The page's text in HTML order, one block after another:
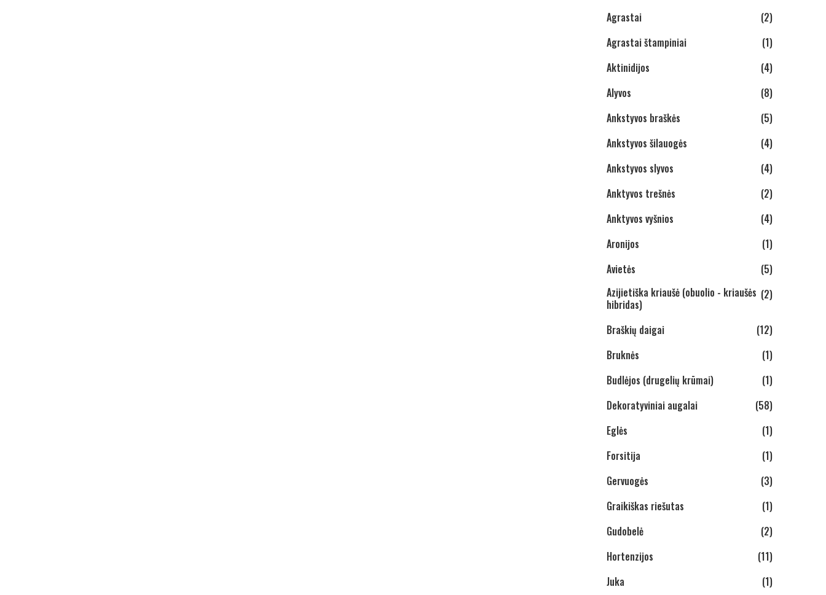
Agrastai
(2)
Agrastai štampiniai
(1)
Aktinidijos
(4)
Alyvos
(8)
Ankstyvos braškės
(5)
Ankstyvos šilauogės
(4)
Ankstyvos slyvos
(4)
Anktyvos trešnės
(2)
Anktyvos vyšnios
(4)
Aronijos
(1)
Avietės
(5)
Azijietiška kriaušė (obuolio - kriaušės
hibridas)
(2)
Braškių daigai
(12)
Bruknės
(1)
Budlėjos (drugelių krūmai)
(1)
Dekoratyviniai augalai
(58)
Eglės
(1)
Forsitija
(1)
Gervuogės
(3)
Graikiškas riešutas
(1)
Gudobelė
(2)
Hortenzijos
(11)
Juka
(1)